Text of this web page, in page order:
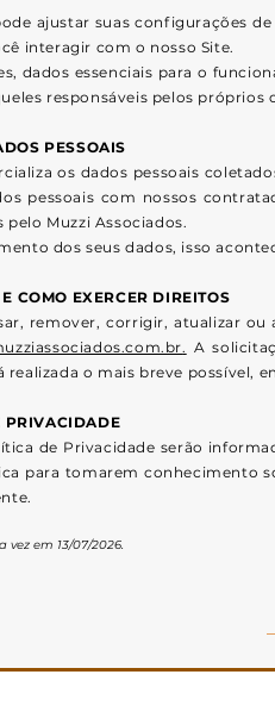
ajustar suas configurações
interagir com o nosso Site.
dados essenciais para o
responsáveis pelos próprios
PESSOAIS
os dados pessoais
pessoais com nossos
Muzzi Associados.
dos seus dados, isso
COMO EXERCER DIREITOS
remover, corrigir, atualizar
. A
realizada o mais breve possível,
PRIVACIDADE
de Privacidade serão
para tomarem
em 13/07/2026.